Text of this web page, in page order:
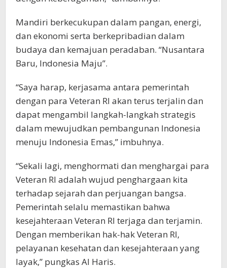
Mandiri berkecukupan dalam pangan, energi,
dan ekonomi serta berkepribadian dalam
budaya dan kemajuan peradaban. “Nusantara
Baru, Indonesia Maju”.
“Saya harap, kerjasama antara pemerintah
dengan para Veteran RI akan terus terjalin dan
dapat mengambil langkah-langkah strategis
dalam mewujudkan pembangunan Indonesia
menuju Indonesia Emas,” imbuhnya.
“Sekali lagi, menghormati dan menghargai para
Veteran RI adalah wujud penghargaan kita
terhadap sejarah dan perjuangan bangsa.
Pemerintah selalu memastikan bahwa
kesejahteraan Veteran RI terjaga dan terjamin.
Dengan memberikan hak-hak Veteran RI,
pelayanan kesehatan dan kesejahteraan yang
layak,” pungkas Al Haris.